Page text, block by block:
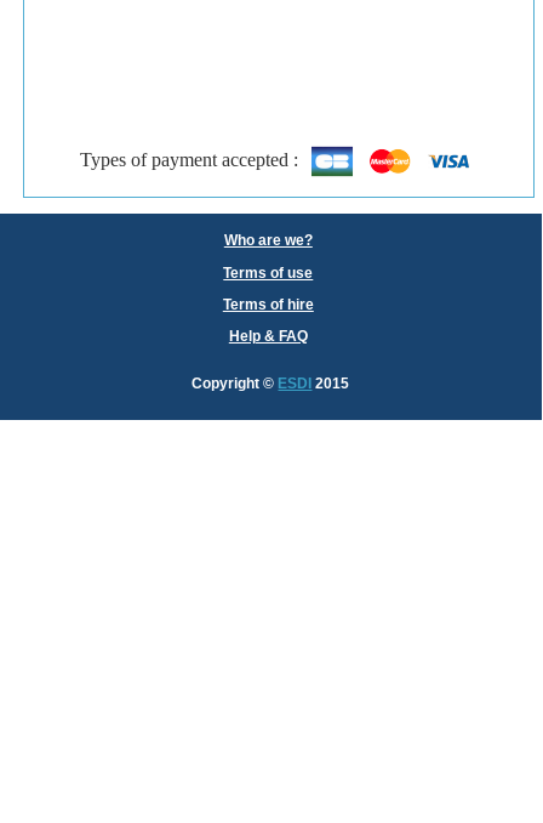
Types of payment accepted :
Who are we?
Terms of use
Terms of hire
Help & FAQ
Copyright© ESDI 2015